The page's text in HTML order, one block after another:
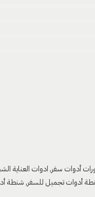
أدوات سفر,ادوات العناية
أدوات تجميل للسفر,شنطة